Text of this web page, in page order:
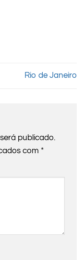
Rio de Janeiro
publicado.
com *